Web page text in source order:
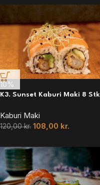
10%
K3. Sunset Kaburi Maki 8 Stk
Kaburi Maki
120,00kr. 108,00 kr.